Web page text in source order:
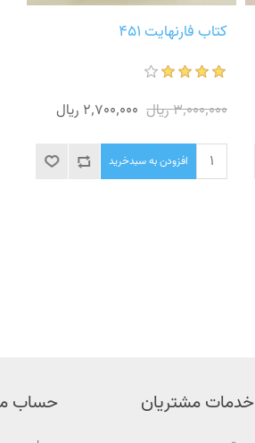
کتاب فارنهایت 451
3٬000٬000 ریال 2٬700٬000 ریال
افزودن به سبدخرید
خدمات مشتریان حساب